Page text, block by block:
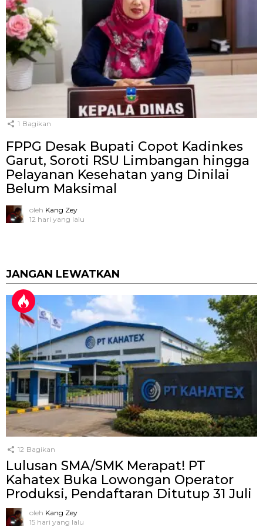
1 Bagikan
FPPG Desak Bupati Copot Kadinkes
Garut, Soroti RSU Limbangan hingga
Pelayanan Kesehatan yang Dinilai
Belum Maksimal
oleh Kang Zey
12 hari yang lalu
JANGAN LEWATKAN
12 Bagikan
Lulusan SMA/SMK Merapat! PT
Kahatex Buka Lowongan Operator
Produksi, Pendaftaran Ditutup 31 Juli
oleh Kang Zey
15 hari yang lalu